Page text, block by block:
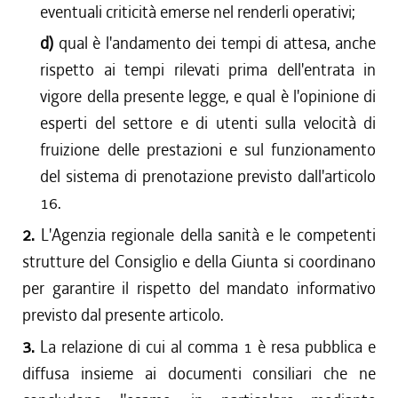
eventuali criticità emerse nel renderli operativi;
d) qual è l'andamento dei tempi di attesa, anche
rispetto ai tempi rilevati prima dell'entrata in
vigore della presente legge, e qual è l'opinione di
esperti del settore e di utenti sulla velocità di
fruizione delle prestazioni e sul funzionamento
del sistema di prenotazione previsto dall'articolo
16.
2. L'Agenzia regionale della sanità e le competenti
strutture del Consiglio e della Giunta si coordinano
per garantire il rispetto del mandato informativo
previsto dal presente articolo.
3. La relazione di cui al comma 1 è resa pubblica e
diffusa insieme ai documenti consiliari che ne